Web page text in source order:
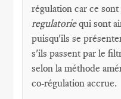
régulation car ce
regulatoriequi sont
puisqu'ils se
s'ils passent par le
selon la méthode
co-régulation accrue.